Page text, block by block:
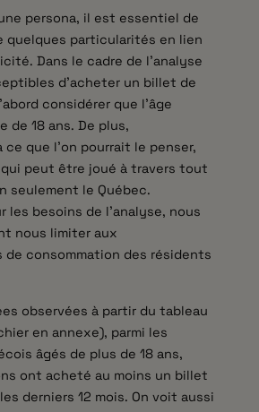
persona, il est essentiel de
quelques particularités en lien
Dans le cadre de l’analyse
d’acheter un billet de
considérer que l’âge
de 18 ans. De plus,
que l’on pourrait le penser,
peut être joué à travers tout
seulement le Québec.
les besoins de l’analyse, nous
nous limiter aux
de consommation des résidents
observées à partir du tableau
en annexe), parmi les
âgés de plus de 18 ans,
ont acheté au moins un billet
derniers 12 mois. On voit aussi